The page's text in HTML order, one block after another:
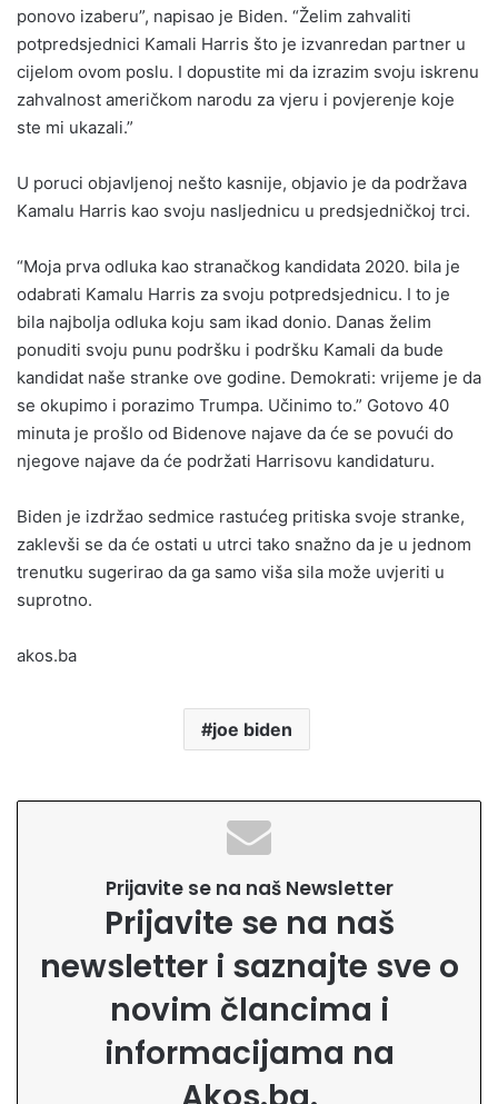
ponovo izaberu”, napisao je Biden. “Želim zahvaliti
potpredsjednici Kamali Harris što je izvanredan partner u
cijelom ovom poslu. I dopustite mi da izrazim svoju iskrenu
zahvalnost američkom narodu za vjeru i povjerenje koje
ste mi ukazali.”
U poruci objavljenoj nešto kasnije, objavio je da podržava
Kamalu Harris kao svoju nasljednicu u predsjedničkoj trci.
“Moja prva odluka kao stranačkog kandidata 2020. bila je
odabrati Kamalu Harris za svoju potpredsjednicu. I to je
bila najbolja odluka koju sam ikad donio. Danas želim
ponuditi svoju punu podršku i podršku Kamali da bude
kandidat naše stranke ove godine. Demokrati: vrijeme je da
se okupimo i porazimo Trumpa. Učinimo to.” Gotovo 40
minuta je prošlo od Bidenove najave da će se povući do
njegove najave da će podržati Harrisovu kandidaturu.
Biden je izdržao sedmice rastućeg pritiska svoje stranke,
zaklevši se da će ostati u utrci tako snažno da je u jednom
trenutku sugerirao da ga samo viša sila može uvjeriti u
suprotno.
akos.ba
joe biden
Prijavite se na naš Newsletter
Prijavite se na naš
newsletter i saznajte sve o
novim člancima i
informacijama na